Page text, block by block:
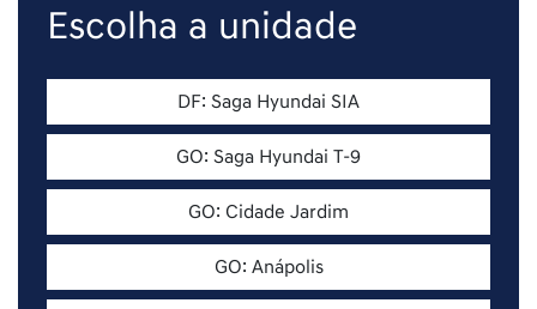
Escolha a unidade
DF: Saga Hyundai SIA
GO: Saga Hyundai T-9
GO: Cidade Jardim
GO: Anápolis